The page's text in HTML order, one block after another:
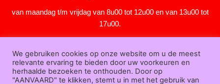
van maandag t/m vrijdag van 8u00 tot 12u00 en van 13u00 tot
17u00.
KLANTENSERVICE
Over
ons|Bedrijfsgegevens|F.A.Q.|Bestelprocedure|Betaling|
We gebruiken cookies op onze website om u de meest
relevante ervaring te bieden door uw voorkeuren en
herhaalde bezoeken te onthouden. Door op
"AANVAARD" te klikken, stemt u in met het gebruik van